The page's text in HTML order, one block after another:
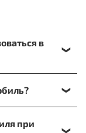
в
батареи
при